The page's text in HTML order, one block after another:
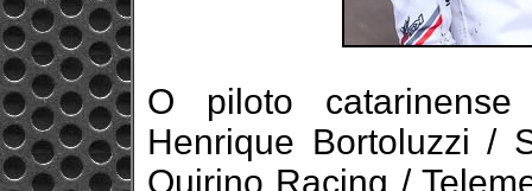
O piloto
Henrique Bortoluzzi /
Quirino Racing /